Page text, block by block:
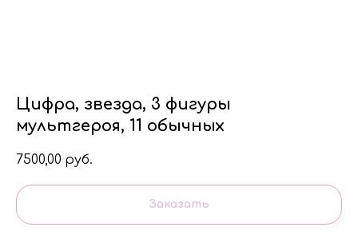
Цифра, звезда, 3 фигуры
мультгероя, 11 обычных
7500,00 руб.
Заказать